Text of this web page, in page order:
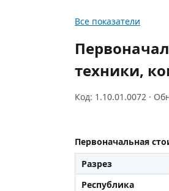
Все показатели
техники,
Код: 1.10.01.0072 ·
Первоначальная
Разрез
Республика